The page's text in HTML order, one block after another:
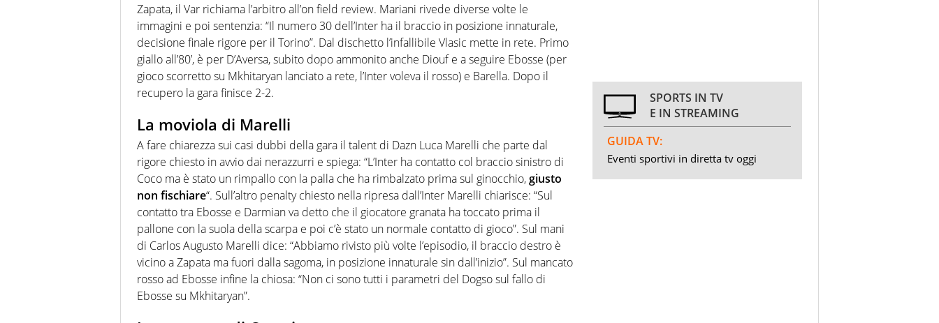
Zapata, il Var richiama l’arbitro all’on field review. Mariani rivede diverse volte le
immagini e poi sentenzia: “Il numero 30 dell’Inter ha il braccio in posizione innaturale,
decisione finale rigore per il Torino”. Dal dischetto l’infallibile Vlasic mette in rete. Primo
giallo all’80’, è per D’Aversa, subito dopo ammonito anche Diouf e a seguire Ebosse (per
gioco scorretto su Mkhitaryan lanciato a rete, l’Inter voleva il rosso) e Barella. Dopo il
recupero la gara finisce 2-2.
La moviola di Marelli
A fare chiarezza sui casi dubbi della gara il talent di Dazn Luca Marelli che parte dal
rigore chiesto in avvio dai nerazzurri e spiega: “L’Inter ha contatto col braccio sinistro di
Coco ma è stato un rimpallo con la palla che ha rimbalzato prima sul ginocchio,giusto
non fischiare“. Sull’altro penalty chiesto nella ripresa dall’Inter Marelli chiarisce: “Sul
contatto tra Ebosse e Darmian va detto che il giocatore granata ha toccato prima il
pallone con la suola della scarpa e poi c’è stato un normale contatto di gioco”. Sul mani
di Carlos Augusto Marelli dice: “Abbiamo rivisto più volte l’episodio, il braccio destro è
vicino a Zapata ma fuori dalla sagoma, in posizione innaturale sin dall’inizio”. Sul mancato
rosso ad Ebosse infine la chiosa: “Non ci sono tutti i parametri del Dogso sul fallo di
Ebosse su Mkhitaryan”.
SPORTS IN TV
E IN STREAMING
GUIDA TV:
Eventi sportivi in diretta tv oggi